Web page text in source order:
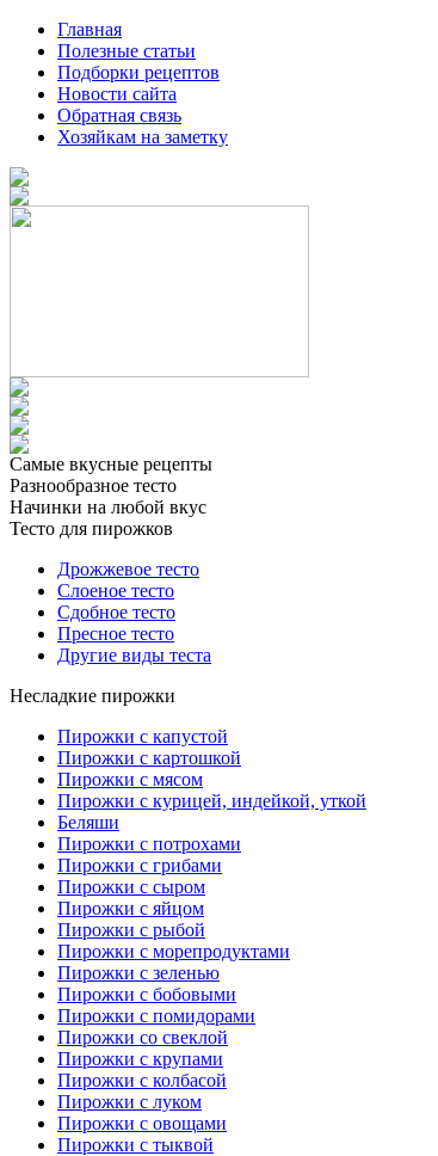
Главная
Полезные статьи
Подборки рецептов
Новости сайта
Обратная связь
Хозяйкам на заметку
Самые вкусные рецепты
Разнообразное тесто
Начинки на любой вкус
Тесто для пирожков
Дрожжевое тесто
Слоеное тесто
Сдобное тесто
Пресное тесто
Другие виды теста
Несладкие пирожки
Пирожки с капустой
Пирожки с картошкой
Пирожки с мясом
Пирожки с курицей, индейкой, уткой
Беляши
Пирожки с потрохами
Пирожки с грибами
Пирожки с сыром
Пирожки с яйцом
Пирожки с рыбой
Пирожки с морепродуктами
Пирожки с зеленью
Пирожки с бобовыми
Пирожки с помидорами
Пирожки со свеклой
Пирожки с крупами
Пирожки с колбасой
Пирожки с луком
Пирожки с овощами
Пирожки с тыквой